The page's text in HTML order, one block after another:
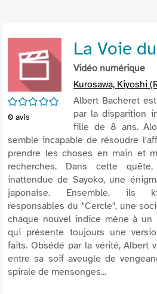
/5
0 avis
La Voie
Vidéo numérique
Kurosawa, Kiyoshi
Albert Bacheret
par la disparition
fille de 8 ans.
semble incapable de résoudre
prendre les choses en main et
recherches. Dans cette
inattendue de Sayoko, une
japonaise. Ensemble, ils
responsables du "Cercle", une
chaque nouvel indice mène à un
qui présente toujours une
faits. Obsédé par la vérité, Albert
entre sa soif aveugle de
spirale de mensonges...